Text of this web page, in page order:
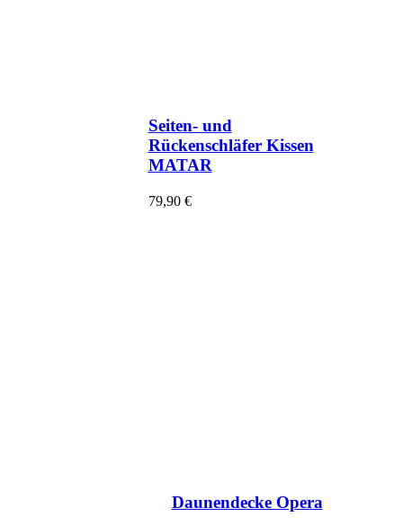
Seiten- und
Rückenschläfer Kissen
MATAR
79,90 €
Daunendecke Opera